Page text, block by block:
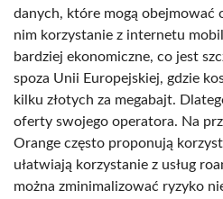
danych, które mogą obejmować
nim korzystanie z internetu
bardziej ekonomiczne, co jest
spoza Unii Europejskiej, gdzie
kilku złotych za megabajt.
oferty swojego operatora. Na
Orange często proponują
ułatwiają korzystanie z usług
można zminimalizować ryzyko